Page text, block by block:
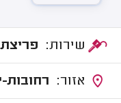
רחובות-